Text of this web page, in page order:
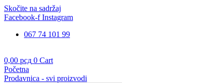
Skočite na sadržaj
Facebook-f Instagram
067 74 101 99
0,00 рсд 0 Cart
Početna
Prodavnica - svi proizvodi